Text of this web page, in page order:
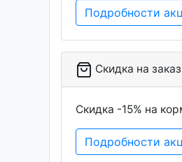
Подробности
Скидка на
Скидка -15% на
Подробности